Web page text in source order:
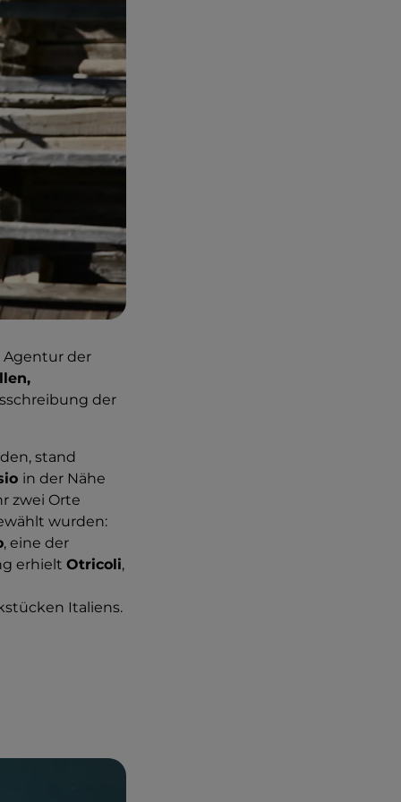
Agentur der
der
stand
in der Nähe
zwei Orte
wurden:
, eine der
erhielt Otricoli,
Italiens.